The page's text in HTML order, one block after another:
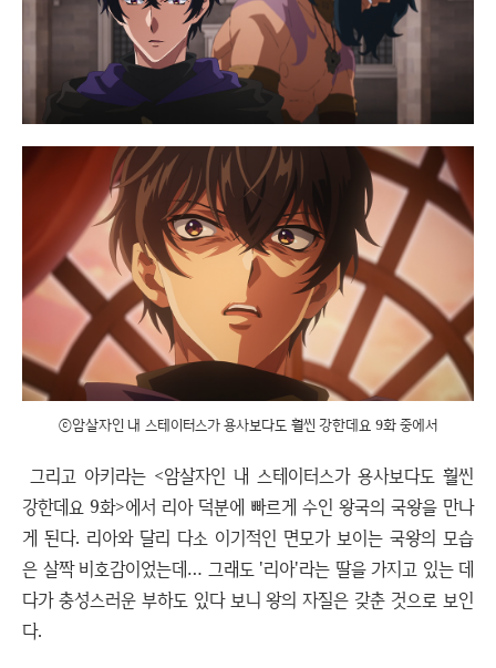
ⓒ암살자인 내 스테이터스가 용사보다도 훨씬 강한데요 9화 중에서
그리고 아키라는 <암살자인 내 스테이터스가 용사보다도 훨씬
강한데요 9화>에서 리아 덕분에 빠르게 수인 왕국의 국왕을 만나
게 된다. 리아와 달리 다소 이기적인 면모가 보이는 국왕의 모습
은 살짝 비호감이었는데… 그래도 '리아'라는 딸을 가지고 있는 데
다가 충성스러운 부하도 있다 보니 왕의 자질은 갖춘 것으로 보인
다.